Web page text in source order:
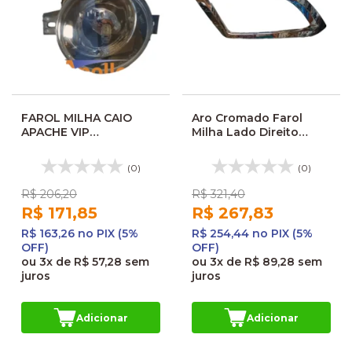
FAROL MILHA CAIO
APACHE VIP
02160029001
(0)
R$ 206,20
R$ 171,85
R$ 163,26 no PIX (5%
OFF)
ou 3x de R$ 57,28 sem
juros
Adicionar
Aro Cromado Farol
Milha Lado Direito
(0)
R$ 321,40
R$ 267,83
R$ 254,44 no PIX (5%
OFF)
ou 3x de R$ 89,28 sem
juros
Adicionar